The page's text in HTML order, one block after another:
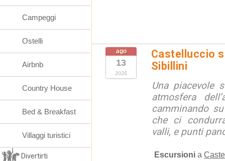
ago
13
2026
Castelluccio
Sibillini
Una piacevole
atmosfera
camminando
che ci
valli, e punti
Escursioni a
Campeggi
Ostelli
Airbnb
Country House
Bed & Breakfast
Villaggi turistici
Divertirti